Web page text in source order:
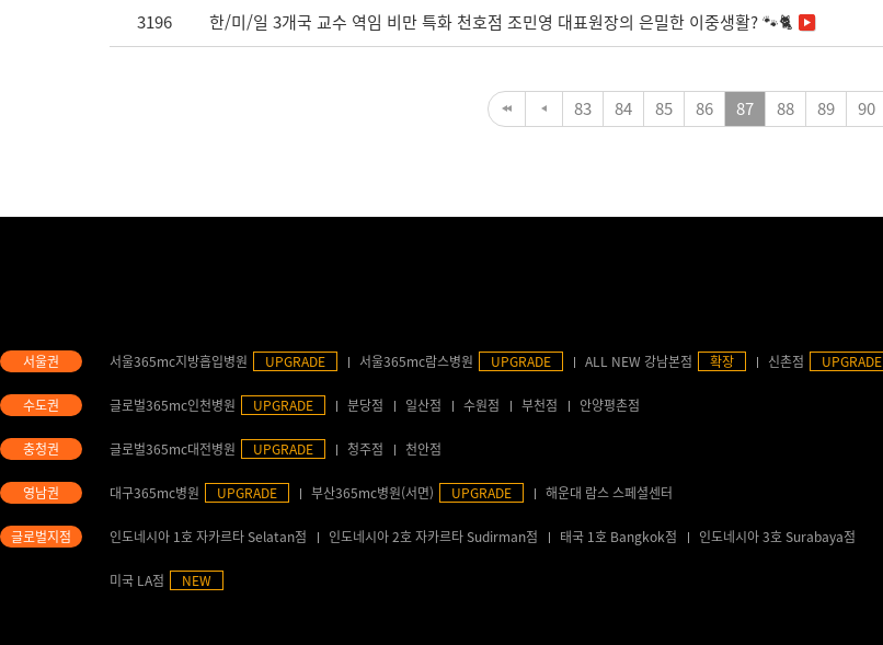
3196 한/미/일 3개국 교수 역임 비만 특화 천호점 조민영 대표원장의 은밀한 이중생활? 🐾🐈
83 84 85 86 87 88 89 90
서울365mc지방흡입병원 UPGRADE 서울365mc람스병원 UPGRADE ALL NEW 강남본점 확장 신촌점 UPGRADE
글로벌365mc인천병원 UPGRADE 분당점 일산점 수원점 부천점 안양평촌점
글로벌365mc대전병원 UPGRADE 청주점 천안점
대구365mc병원 UPGRADE 부산365mc병원(서면) UPGRADE 해운대 람스 스페셜센터
인도네시아 1호 자카르타 Selatan점 인도네시아 2호 자카르타 Sudirman점 태국 1호 Bangkok점 인도네시아 3호 Surabaya점
미국 LA점 NEW